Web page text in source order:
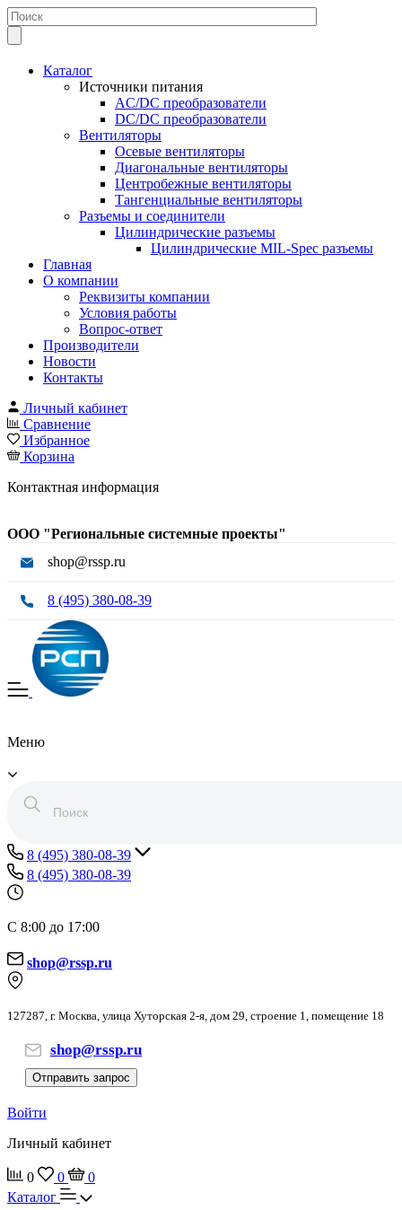
Каталог
Источники питания
AC/DC преобразователи
DC/DC преобразователи
Вентиляторы
Осевые вентиляторы
Диагональные вентиляторы
Центробежные вентиляторы
Тангенциальные вентиляторы
Разъемы и соединители
Цилиндрические разъемы
Цилиндрические MIL-Spec разъемы
Главная
О компании
Реквизиты компании
Условия работы
Вопрос-ответ
Производители
Новости
Контакты
Личный кабинет
Сравнение
Избранное
Корзина
Контактная информация
ООО "Региональные системные проекты"
shop@rssp.ru
8 (495) 380-08-39
Меню
8 (495) 380-08-39
8 (495) 380-08-39
С 8:00 до 17:00
shop@rssp.ru
127287, г. Москва, улица Хуторская 2-я, дом 29, строение 1, помещение 18
shop@rssp.ru
Отправить запрос
Войти
Личный кабинет
0 0
0
Каталог